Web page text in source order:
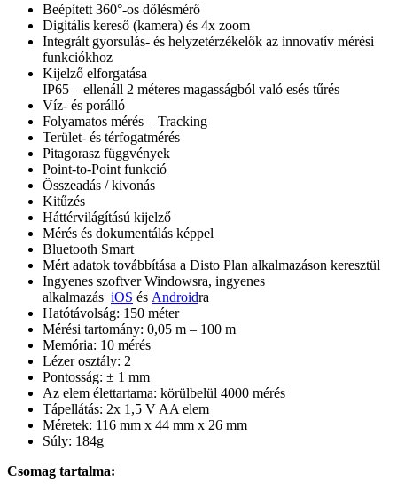
Beépített 360°-os dőlésmérő
Digitális kereső (kamera) és 4x zoom
Integrált gyorsulás- és helyzetérzékelők az innovatív mérési
funkciókhoz
Kijelző elforgatása
IP65 – ellenáll 2 méteres magasságból való esés tűrés
Víz- és porálló
Folyamatos mérés – Tracking
Terület- és térfogatmérés
Pitagorasz függvények
Point-to-Point funkció
Összeadás / kivonás
Kitűzés
Háttérvilágítású kijelző
Mérés és dokumentálás képpel
Bluetooth Smart
Mért adatok továbbítása a Disto Plan alkalmazáson keresztül
Ingyenes szoftver Windowsra, ingyenes
alkalmazás iOS és Androidra
Hatótávolság: 150 méter
Mérési tartomány: 0,05 m – 100 m
Memória: 10 mérés
Lézer osztály: 2
Pontosság: ± 1 mm
Az elem élettartama: körülbelül 4000 mérés
Tápellátás: 2x 1,5 V AA elem
Méretek: 116 mm x 44 mm x 26 mm
Súly: 184g
Csomag tartalma: